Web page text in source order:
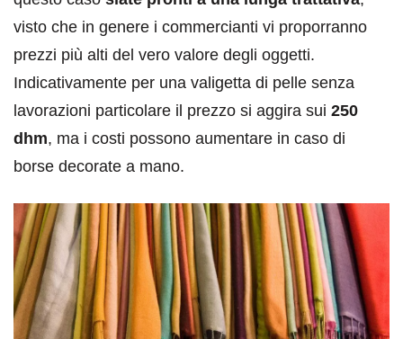
visto che in genere i commercianti vi proporranno
prezzi più alti del vero valore degli oggetti.
Indicativamente per una valigetta di pelle senza
lavorazioni particolare il prezzo si aggira sui 250
dhm, ma i costi possono aumentare in caso di
borse decorate a mano.